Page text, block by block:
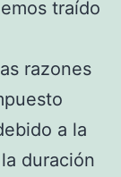
traído
razones
a la
duración